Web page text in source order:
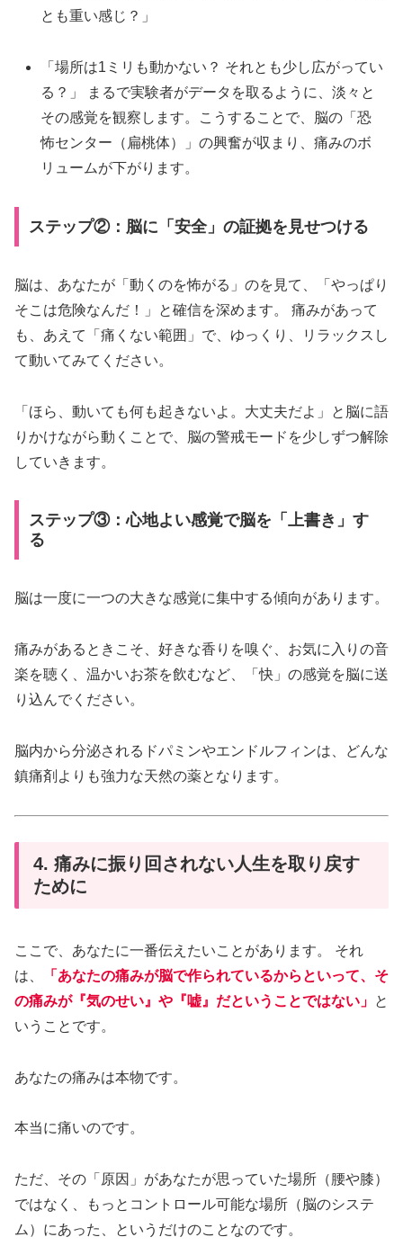
とも重い感じ？」
「場所は1ミリも動かない？ それとも少し広がってい
る？」 まるで実験者がデータを取るように、淡々と
その感覚を観察します。こうすることで、脳の「恐
怖センター（扁桃体）」の興奮が収まり、痛みのボ
リュームが下がります。
ステップ②：脳に「安全」の証拠を見せつける
脳は、あなたが「動くのを怖がる」のを見て、「やっぱり
そこは危険なんだ！」と確信を深めます。 痛みがあって
も、あえて「痛くない範囲」で、ゆっくり、リラックスし
て動いてみてください。
「ほら、動いても何も起きないよ。大丈夫だよ」と脳に語
りかけながら動くことで、脳の警戒モードを少しずつ解除
していきます。
ステップ③：心地よい感覚で脳を「上書き」す
る
脳は一度に一つの大きな感覚に集中する傾向があります。
痛みがあるときこそ、好きな香りを嗅ぐ、お気に入りの音
楽を聴く、温かいお茶を飲むなど、「快」の感覚を脳に送
り込んでください。
脳内から分泌されるドパミンやエンドルフィンは、どんな
鎮痛剤よりも強力な天然の薬となります。
4. 痛みに振り回されない人生を取り戻す
ために
ここで、あなたに一番伝えたいことがあります。 それ
は、
「あなたの痛みが脳で作られているからといって、そ
の痛みが『気のせい』や『嘘』だということではない」 と
いうことです。
あなたの痛みは本物です。
本当に痛いのです。
ただ、その「原因」があなたが思っていた場所（腰や膝）
ではなく、もっとコントロール可能な場所（脳のシステ
ム）にあった、というだけのことなのです。